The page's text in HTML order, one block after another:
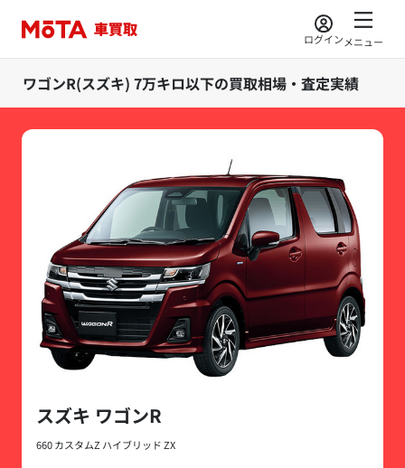
ログインメニュー
ワゴンR(スズキ) 7万キロ以下の買取相場・査定実績
スズキ ワゴンR
660 カスタムZ ハイブリッド ZX